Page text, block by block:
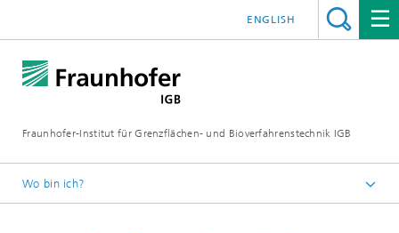
Fraunhofer-Institut für Grenzflächen- und Bioverfahrenstechnik IGB
ENGLISH
Wo bin ich?